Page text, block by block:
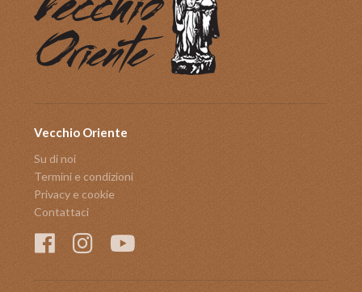
Vecchio Oriente
Su di noi
Termini e condizioni
Privacy e cookie
Contattaci